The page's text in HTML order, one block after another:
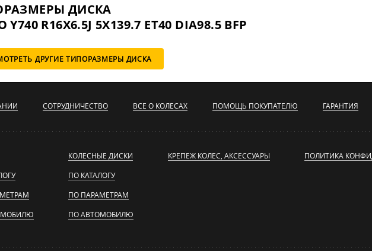
ДИСКА
Y740 R16X6.5J 5X139.7 ET40 DIA98.5 BFP
ДРУГИЕ ТИПОРАЗМЕРЫ ДИСКА
СОТРУДНИЧЕСТВО ВСЕ О КОЛЕСАХ ПОМОЩЬ ПОКУПАТЕЛЮ ГАРАНТИЯ
КОЛЕСНЫЕ ДИСКИ
ПО КАТАЛОГУ
ПО ПАРАМЕТРАМ
ПО АВТОМОБИЛЮ
КРЕПЕЖ КОЛЕС, АКСЕССУАРЫ ПОЛИТИКА